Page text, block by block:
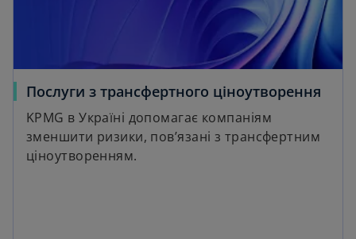
Послуги з трансфертного ціноутворення
KPMG в Україні допомагає компаніям
зменшити ризики, пов’язані з трансфертним
ціноутворенням.